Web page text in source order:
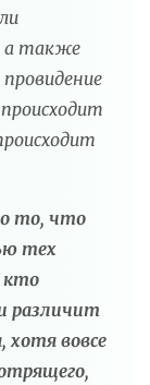
а также
то, что
тех
кто
различит
хотя вовсе